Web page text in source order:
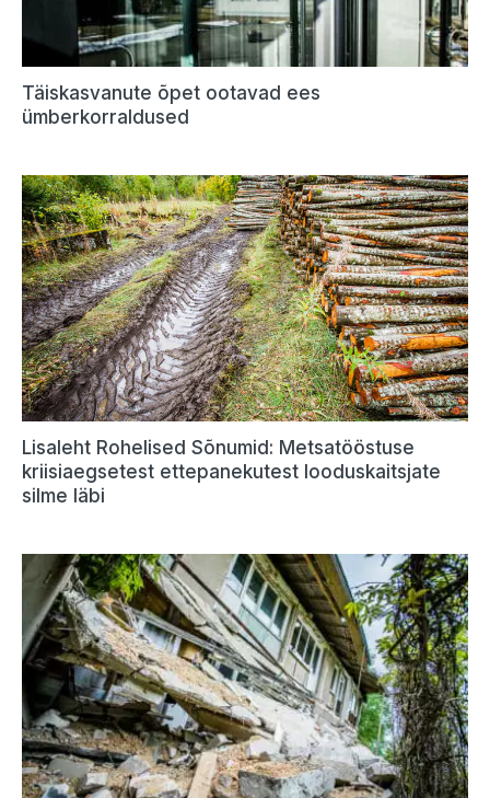
Täiskasvanute õpet ootavad ees
ümberkorraldused
Lisaleht Rohelised Sõnumid: Metsatööstuse
kriisiaegsetest ettepanekutest looduskaitsjate
silme läbi